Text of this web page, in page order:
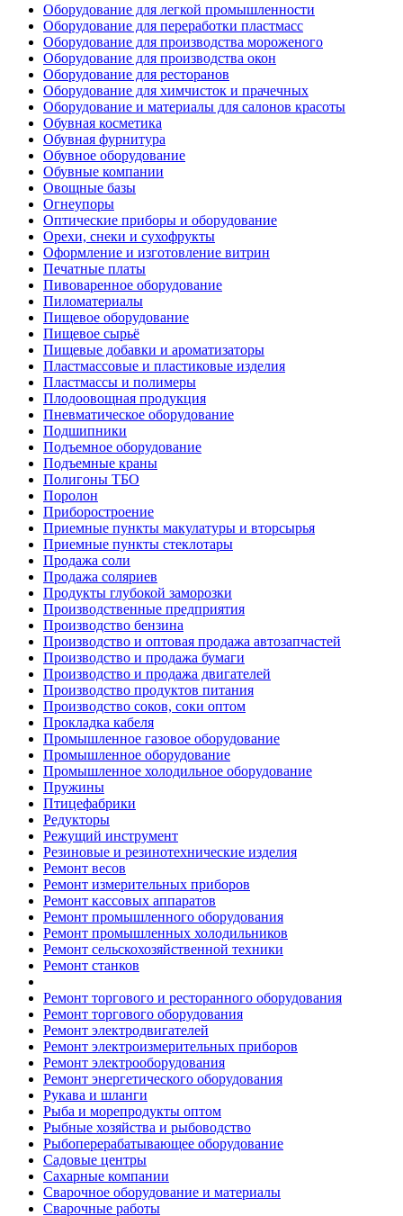
Оборудование для легкой промышленности
Оборудование для переработки пластмасс
Оборудование для производства мороженого
Оборудование для производства окон
Оборудование для ресторанов
Оборудование для химчисток и прачечных
Оборудование и материалы для салонов красоты
Обувная косметика
Обувная фурнитура
Обувное оборудование
Обувные компании
Овощные базы
Огнеупоры
Оптические приборы и оборудование
Орехи, снеки и сухофрукты
Оформление и изготовление витрин
Печатные платы
Пивоваренное оборудование
Пиломатериалы
Пищевое оборудование
Пищевое сырьё
Пищевые добавки и ароматизаторы
Пластмассовые и пластиковые изделия
Пластмассы и полимеры
Плодоовощная продукция
Пневматическое оборудование
Подшипники
Подъемное оборудование
Подъемные краны
Полигоны ТБО
Поролон
Приборостроение
Приемные пункты макулатуры и вторсырья
Приемные пункты стеклотары
Продажа соли
Продажа соляриев
Продукты глубокой заморозки
Производственные предприятия
Производство бензина
Производство и оптовая продажа автозапчастей
Производство и продажа бумаги
Производство и продажа двигателей
Производство продуктов питания
Производство соков, соки оптом
Прокладка кабеля
Промышленное газовое оборудование
Промышленное оборудование
Промышленное холодильное оборудование
Пружины
Птицефабрики
Редукторы
Режущий инструмент
Резиновые и резинотехнические изделия
Ремонт весов
Ремонт измерительных приборов
Ремонт кассовых аппаратов
Ремонт промышленного оборудования
Ремонт промышленных холодильников
Ремонт сельскохозяйственной техники
Ремонт станков
Ремонт торгового и ресторанного оборудования
Ремонт торгового оборудования
Ремонт электродвигателей
Ремонт электроизмерительных приборов
Ремонт электрооборудования
Ремонт энергетического оборудования
Рукава и шланги
Рыба и морепродукты оптом
Рыбные хозяйства и рыбоводство
Рыбоперерабатывающее оборудование
Садовые центры
Сахарные компании
Сварочное оборудование и материалы
Сварочные работы